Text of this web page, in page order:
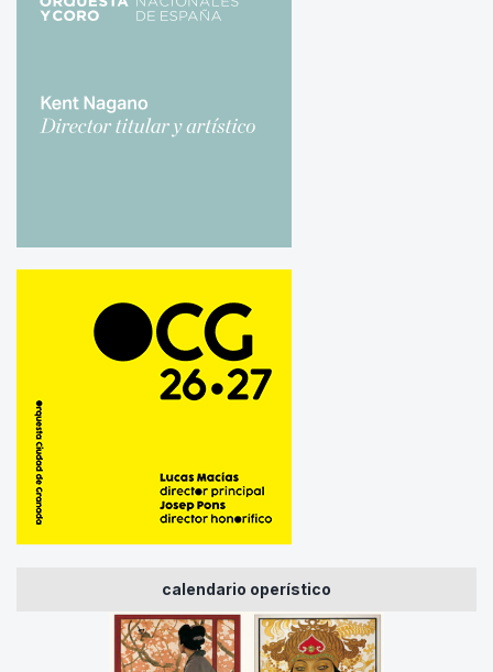
calendario operístico